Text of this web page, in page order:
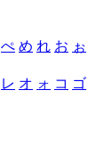
ぺ め れ お ぉ
レ オ ォ コ ゴ